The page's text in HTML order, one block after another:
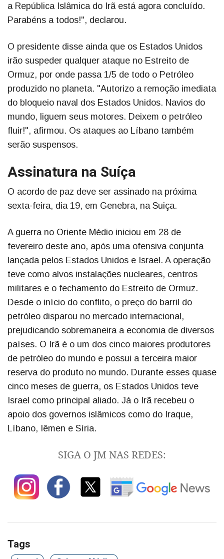
a República Islâmica do Irã está agora concluído.
Parabéns a todos!", declarou.
O presidente disse ainda que os Estados Unidos
irão suspeder qualquer ataque no Estreito de
Ormuz, por onde passa 1/5 de todo o Petróleo
produzido no planeta. "Autorizo a remoção imediata
do bloqueio naval dos Estados Unidos. Navios do
mundo, liguem seus motores. Deixem o petróleo
fluir!", afirmou. Os ataques ao Líbano também
serão suspensos.
Assinatura na Suíça
O acordo de paz deve ser assinado na próxima
sexta-feira, dia 19, em Genebra, na Suiça.
A guerra no Oriente Médio iniciou em 28 de
fevereiro deste ano, após uma ofensiva conjunta
lançada pelos Estados Unidos e Israel. A operação
teve como alvos instalações nucleares, centros
militares e o fechamento do Estreito de Ormuz.
Desde o início do conflito, o preço do barril do
petróleo disparou no mercado internacional,
prejudicando sobremaneira a economia de diversos
países. O Irã é o um dos cinco maiores produtores
de petróleo do mundo e possui a terceira maior
reserva do produto no mundo. Durante esses quase
cinco meses de guerra, os Estados Unidos teve
Israel como principal aliado. Já o Irã recebeu o
apoio dos governos islâmicos como do Iraque,
Líbano, Iêmen e Síria.
SIGA O JM NAS REDES:
Tags